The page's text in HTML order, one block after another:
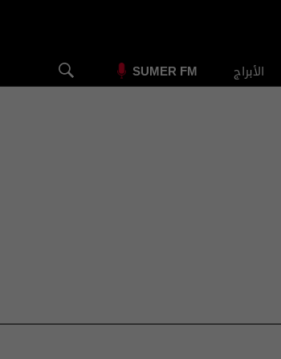
الأبراج SUMER FM